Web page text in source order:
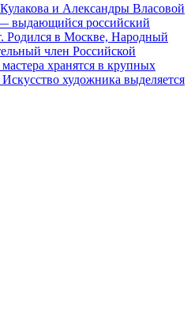
и Александры Власовой
выдающийся российский
Родился в Москве, Народный
член Российской
хранятся в крупных
художника выделяется